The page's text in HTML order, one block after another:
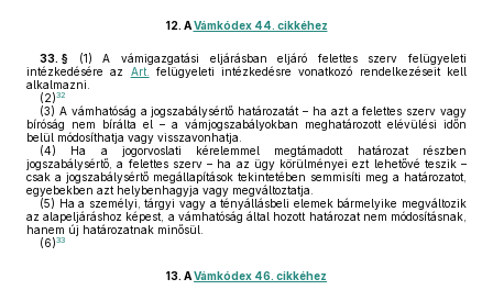
12. AVámkódex 44. cikkéhez
33. § (1) A vámigazgatási eljárásban eljáró felettes szerv felügyeleti
intézkedésére az Art.
felügyeleti intézkedésre vonatkozó rendelkezéseit kell
alkalmazni.
(2)32
(3) A vámhatóság a jogszabálysértő határozatát – ha azt a felettes szerv vagy
bíróság nem bírálta el – a vámjogszabályokban meghatározott elévülési időn
belül módosíthatja vagy visszavonhatja.
(4) Ha a jogorvoslati kérelemmel megtámadott határozat részben
jogszabálysértő, a felettes szerv – ha az ügy körülményei ezt lehetővé teszik –
csak a jogszabálysértő megállapítások tekintetében semmisíti meg a határozatot,
egyebekben azt helybenhagyja vagy megváltoztatja.
(5) Ha a személyi, tárgyi vagy a tényállásbeli elemek bármelyike megváltozik
az alapeljáráshoz képest, a vámhatóság által hozott határozat nem módosításnak,
hanem új határozatnak minősül.
(6)33
13. AVámkódex 46. cikkéhez